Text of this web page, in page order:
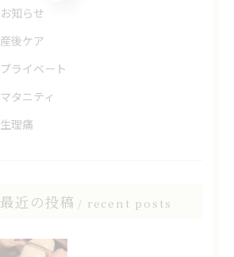
お知らせ
産後ケア
プライベート
マタニティ
生理痛
最近の投稿 recent posts